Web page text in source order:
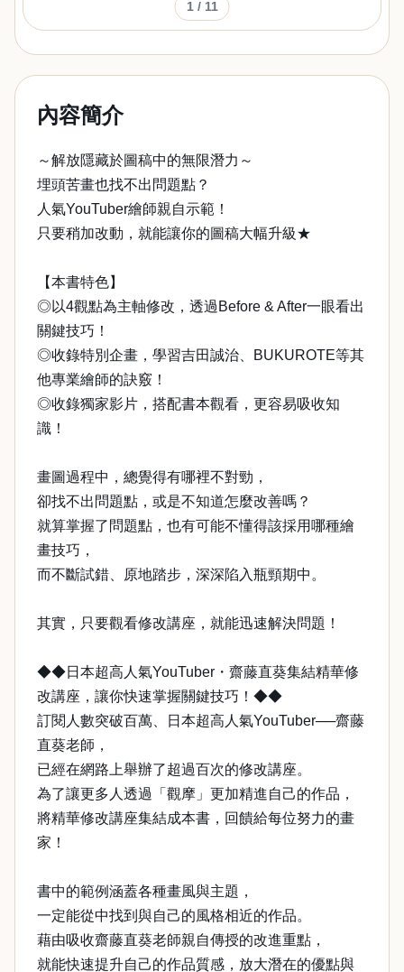
1/ 11
內容簡介
～解放隱藏於圖稿中的無限潛力～
埋頭苦畫也找不出問題點？
人氣YouTuber繪師親自示範！
只要稍加改動，就能讓你的圖稿大幅升級★
【本書特色】
◎以4觀點為主軸修改，透過Before & After一眼看出
關鍵技巧！
◎收錄特別企畫，學習吉田誠治、BUKUROTE等其
他專業繪師的訣竅！
◎收錄獨家影片，搭配書本觀看，更容易吸收知
識！
畫圖過程中，總覺得有哪裡不對勁，
卻找不出問題點，或是不知道怎麼改善嗎？
就算掌握了問題點，也有可能不懂得該採用哪種繪
畫技巧，
而不斷試錯、原地踏步，深深陷入瓶頸期中。
其實，只要觀看修改講座，就能迅速解決問題！
◆◆日本超高人氣YouTuber・齋藤直葵集結精華修
改講座，讓你快速掌握關鍵技巧！◆◆
訂閱人數突破百萬、日本超高人氣YouTuber──齋藤
直葵老師，
已經在網路上舉辦了超過百次的修改講座。
為了讓更多人透過「觀摩」更加精進自己的作品，
將精華修改講座集結成本書，回饋給每位努力的畫
家！
書中的範例涵蓋各種畫風與主題，
一定能從中找到與自己的風格相近的作品。
藉由吸收齋藤直葵老師親自傳授的改進重點，
就能快速提升自己的作品質感，放大潛在的優點與